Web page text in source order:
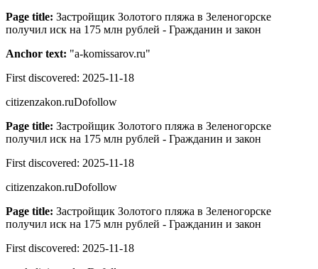
Page title: Застройщик Золотого пляжа в Зеленогорске
получил иск на 175 млн рублей - Гражданин и закон
Anchor text: "a-komissarov.ru"
First discovered: 2025-11-18
citizenzakon.ruDofollow
Page title: Застройщик Золотого пляжа в Зеленогорске
получил иск на 175 млн рублей - Гражданин и закон
First discovered: 2025-11-18
citizenzakon.ruDofollow
Page title: Застройщик Золотого пляжа в Зеленогорске
получил иск на 175 млн рублей - Гражданин и закон
First discovered: 2025-11-18